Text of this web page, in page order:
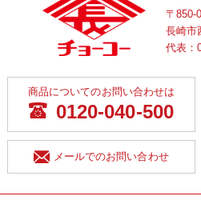
〒850-
長崎市
代表：
商品についてのお問い合わせは
0120-040-500
メールでのお問い合わせ